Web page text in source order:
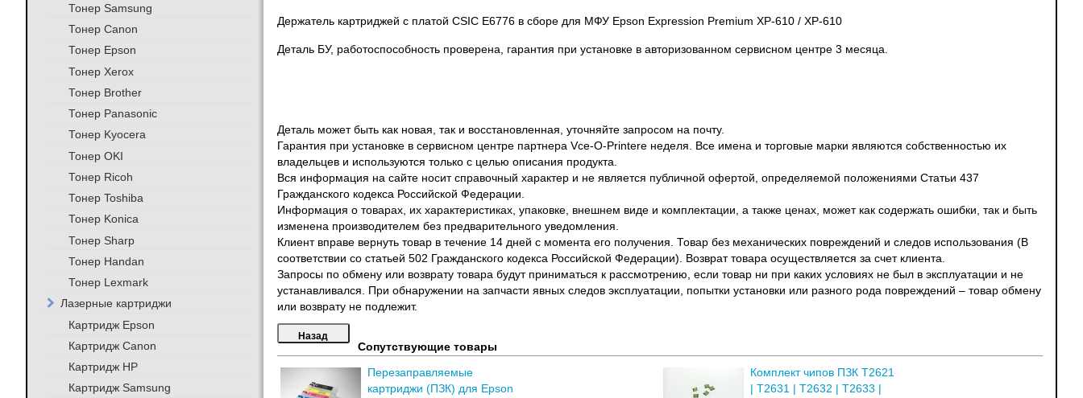
Держатель картриджей с платой CSIC E6776 в сборе для МФУ Epson Expression Premium XP-610 / XP-610
Деталь БУ, работоспособность проверена, гарантия при установке в авторизованном сервисном центре 3 месяца.
Деталь может быть как новая, так и восстановленная, уточняйте запросом на почту.
Гарантия при установке в сервисном центре партнера Vce-O-Printere неделя. Все имена и торговые марки являются собственностью их
владельцев и используются только с целью описания продукта.
Вся информация на сайте носит справочный характер и не является публичной офертой, определяемой положениями Статьи 437
Гражданского кодекса Российской Федерации.
Информация о товарах, их характеристиках, упаковке, внешнем виде и комплектации, а также ценах, может как содержать ошибки, так и быть
изменена производителем без предварительного уведомления.
Клиент вправе вернуть товар в течение 14 дней с момента его получения. Товар без механических повреждений и следов использования (В
соответствии со статьей 502 Гражданского кодекса Российской Федерации). Возврат товара осуществляется за счет клиента.
Запросы по обмену или возврату товара будут приниматься к рассмотрению, если товар ни при каких условиях не был в эксплуатации и не
устанавливался. При обнаружении на запчасти явных следов эксплуатации, попытки установки или разного рода повреждений – товар обмену
или возврату не подлежит.
Сопутствующие товары
Перезаправляемые
картриджи (ПЗК) для Epson
Комплект чипов ПЗК T2621
| T2631 | T2632 | T2633 |
Тонер Samsung
Тонер Canon
Тонер Epson
Тонер Xerox
Тонер Brother
Тонер Panasonic
Тонер Kyocera
Тонер OKI
Тонер Ricoh
Тонер Toshiba
Тонер Konica
Тонер Sharp
Тонер Handan
Тонер Lexmark
Лазерные картриджи
Картридж Epson
Картридж Canon
Картридж HP
Картридж Samsung